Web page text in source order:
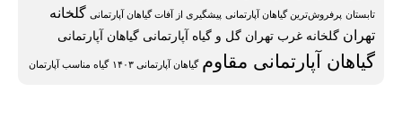
تابستان پرفروش‌ترین گیاهان آپارتمانی پیشگیری از آفات گیاهان آپارتمانی گلخانه
تهران گلخانه غرب تهران گل و گیاه آپارتمانی گیاهان آپارتمانی
گیاهان آپارتمانی مقاوم گیاهان آپارتمانی ۱۴۰۳ گیاه مناسب آپارتمان